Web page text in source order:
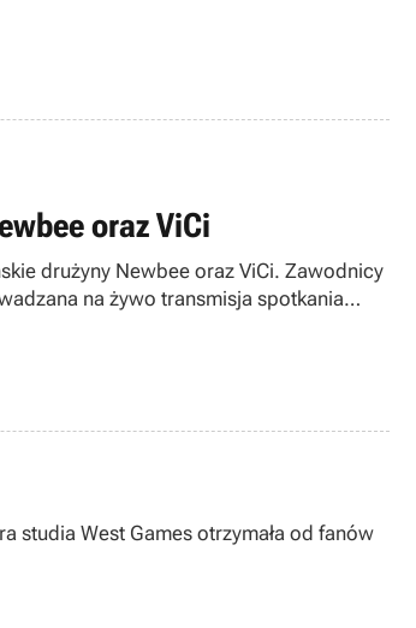
Xbox Entertainment Studios może
oraz ViCi
drużyny Newbee oraz ViCi. Zawodnicy
na żywo transmisja spotkania
studia West Games otrzymała od fanów